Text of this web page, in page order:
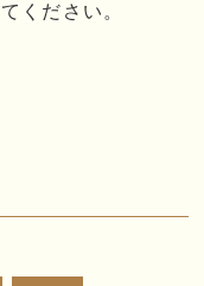
ください。